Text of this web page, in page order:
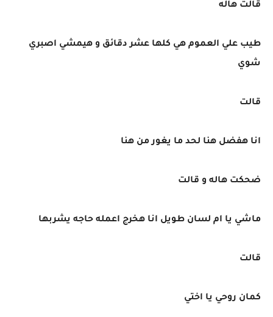
قالت هاله
طيب علي العموم هي كلها عشر دقائق و هيمشي اصبري
شوي
قالت
انا هفضل هنا لحد ما يغور من هنا
ضحكت هاله و قالت
ماشي يا ام لسان طويل انا هخرج اعمله حاجه يشربها
قالت
كمان روحي يا اختي